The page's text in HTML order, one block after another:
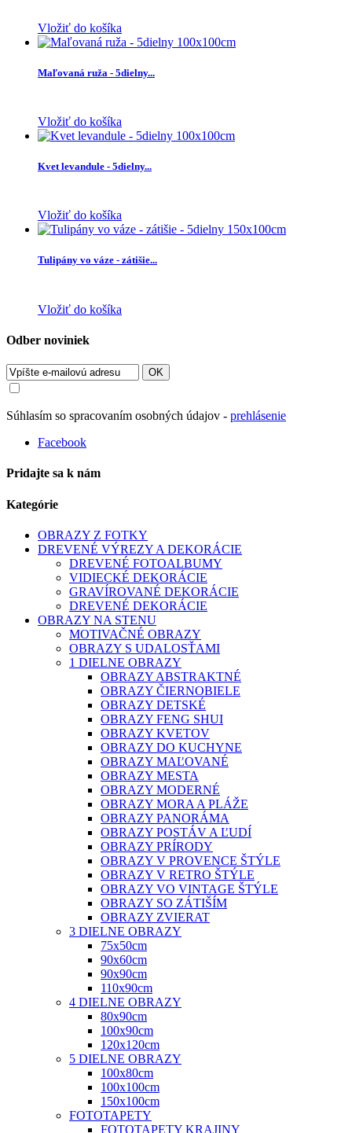
Vložiť do košíka
Maľovaná ruža - 5dielny...
Vložiť do košíka
Kvet levandule - 5dielny...
Vložiť do košíka
Tulipány vo váze - zátišie...
Vložiť do košíka
Odber noviniek
OK
Súhlasím so spracovaním osobných údajov - prehlásenie
Facebook
Pridajte sa k nám
Kategórie
OBRAZY Z FOTKY
DREVENÉ VÝREZY A DEKORÁCIE
DREVENÉ FOTOALBUMY
VIDIECKÉ DEKORÁCIE
GRAVÍROVANÉ DEKORÁCIE
DREVENÉ DEKORÁCIE
OBRAZY NA STENU
MOTIVAČNÉ OBRAZY
OBRAZY S UDALOSŤAMI
1 DIELNE OBRAZY
OBRAZY ABSTRAKTNÉ
OBRAZY ČIERNOBIELE
OBRAZY DETSKÉ
OBRAZY FENG SHUI
OBRAZY KVETOV
OBRAZY DO KUCHYNE
OBRAZY MAĽOVANÉ
OBRAZY MESTA
OBRAZY MODERNÉ
OBRAZY MORA A PLÁŽE
OBRAZY PANORÁMA
OBRAZY POSTÁV A ĽUDÍ
OBRAZY PRÍRODY
OBRAZY V PROVENCE ŠTÝLE
OBRAZY V RETRO ŠTÝLE
OBRAZY VO VINTAGE ŠTÝLE
OBRAZY SO ZÁTIŠÍM
OBRAZY ZVIERAT
3 DIELNE OBRAZY
75x50cm
90x60cm
90x90cm
110x90cm
4 DIELNE OBRAZY
80x90cm
100x90cm
120x120cm
5 DIELNE OBRAZY
100x80cm
100x100cm
150x100cm
FOTOTAPETY
FOTOTAPETY KRAJINY